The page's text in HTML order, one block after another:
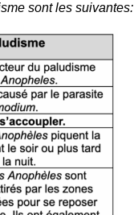
sont les suivantes: